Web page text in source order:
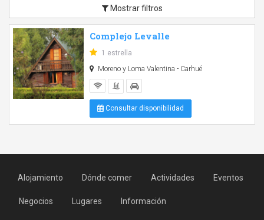
Mostrar filtros
Complejo Levalle
1 estrella
Moreno y Loma Valentina - Carhué
Consultar disponibilidad
Alojamiento Dónde comer Actividades Eventos
Negocios Lugares Información